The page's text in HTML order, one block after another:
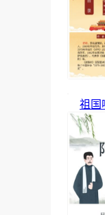
祖国